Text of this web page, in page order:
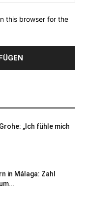
this browser for the
„Ich fühle mich
in Málaga: Zahl